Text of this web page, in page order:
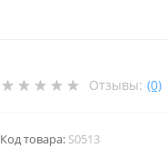
Отзывы: (0)
Код товара: S0513